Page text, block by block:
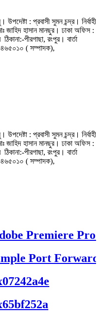
: প্রবাসী সুমন চন্দ্র। নির্বাহী
জাহিদ হাসান মানছুর। ঢাকা অফিস :
পীরগাছা‌, রংপুর। বার্তা
৪৬৫০১০ ( সম্পাদক),
: প্রবাসী সুমন চন্দ্র। নির্বাহী
জাহিদ হাসান মানছুর। ঢাকা অফিস :
পীরগাছা‌, রংপুর। বার্তা
৪৬৫০১০ ( সম্পাদক),
Premiere Pro
Port